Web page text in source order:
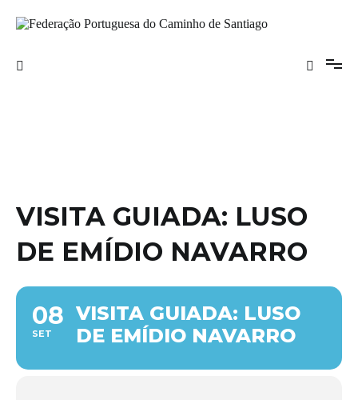
para
Santiago
VISITA GUIADA: LUSO
DE EMÍDIO NAVARRO
08
SET
VISITA GUIADA: LUSO
DE EMÍDIO NAVARRO